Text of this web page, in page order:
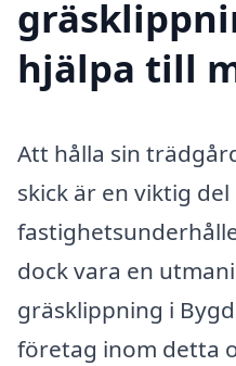
hjälpa till
Att hålla sin
skick är en viktig del
dock vara en
gräsklippning i
företag inom detta